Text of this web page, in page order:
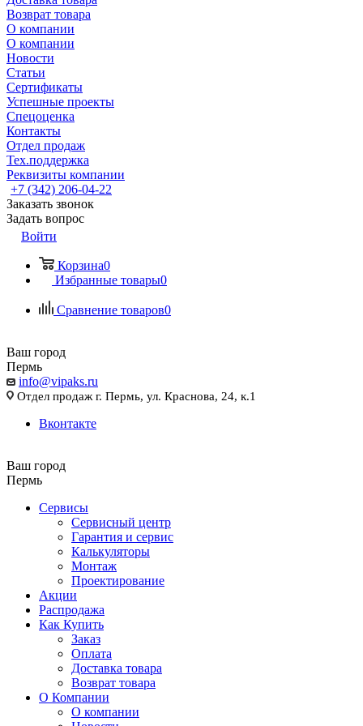
Возврат товара
О компании
О компании
Новости
Статьи
Сертификаты
Успешные проекты
Спецоценка
Контакты
Отдел продаж
Тех.поддержка
Реквизиты компании
+7 (342) 206-04-22
Заказать звонок
Задать вопрос
Войти
Корзина0
Избранные товары0
Сравнение товаров0
Ваш город
Пермь
info@vipaks.ru
Отдел продаж г. Пермь, ул. Краснова, 24, к.1
Вконтакте
Ваш город
Пермь
Сервисы
Сервисный центр
Гарантия и сервис
Калькуляторы
Монтаж
Проектирование
Акции
Распродажа
Как Купить
Заказ
Оплата
Доставка товара
Возврат товара
О Компании
О компании